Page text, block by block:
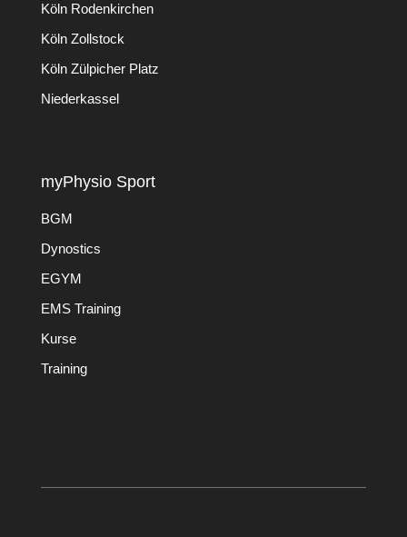
Köln Rodenkirchen
Köln Zollstock
Köln Zülpicher Platz
Niederkassel
myPhysio Sport
BGM
Dynostics
EGYM
EMS Training
Kurse
Training